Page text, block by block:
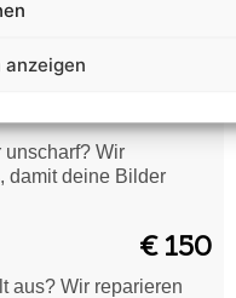
anzeigen
nicht? Wir
unscharf? Wir
damit deine Bilder
€ 150
aus? Wir reparieren